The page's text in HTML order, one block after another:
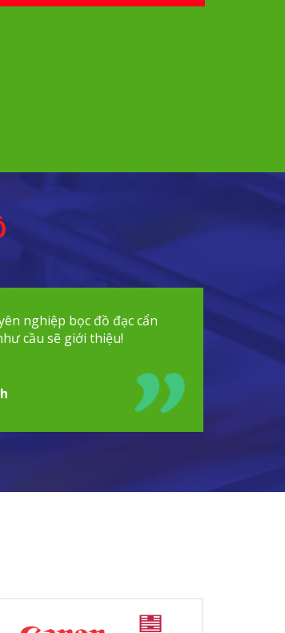
nghiệp bọc đồ đạc cẩn
cầu sẽ giới thiệu!